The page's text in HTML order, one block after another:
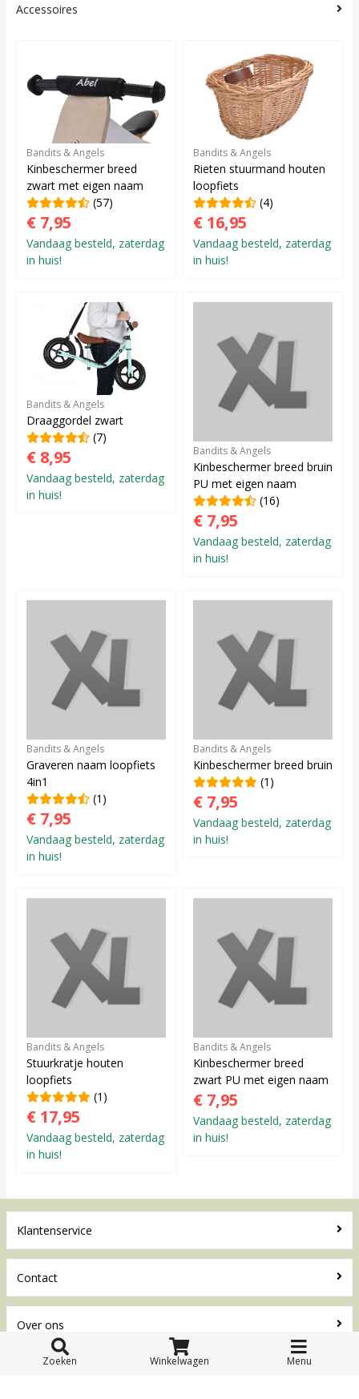
Zoeken Winkelwagen Menu
Accessoires
Bandits & Angels
Kinbeschermer breed
zwart met eigen naam
(57)
€ 7,95
Vandaag besteld, zaterdag
in huis!
Bandits & Angels
Rieten stuurmand houten
loopfiets
(4)
€ 16,95
Vandaag besteld, zaterdag
in huis!
Bandits & Angels
Draaggordel zwart
(7)
€ 8,95
Vandaag besteld, zaterdag
in huis!
Bandits & Angels
Kinbeschermer breed bruin
PU met eigen naam
(16)
€ 7,95
Vandaag besteld, zaterdag
in huis!
Bandits & Angels
Graveren naam loopfiets
4in1
(1)
€ 7,95
Vandaag besteld, zaterdag
in huis!
Bandits & Angels
Kinbeschermer breed bruin
(1)
€ 7,95
Vandaag besteld, zaterdag
in huis!
Bandits & Angels
Stuurkratje houten
loopfiets
(1)
€ 17,95
Vandaag besteld, zaterdag
in huis!
Bandits & Angels
Kinbeschermer breed
zwart PU met eigen naam
€ 7,95
Vandaag besteld, zaterdag
in huis!
Klantenservice
Contact
Over ons
Contact